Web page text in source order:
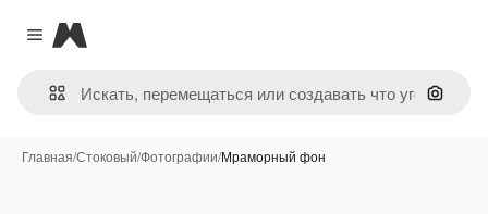
Close menu
Magnific
Поиск
Главная/Стоковый/Фотографии/Мраморный фон